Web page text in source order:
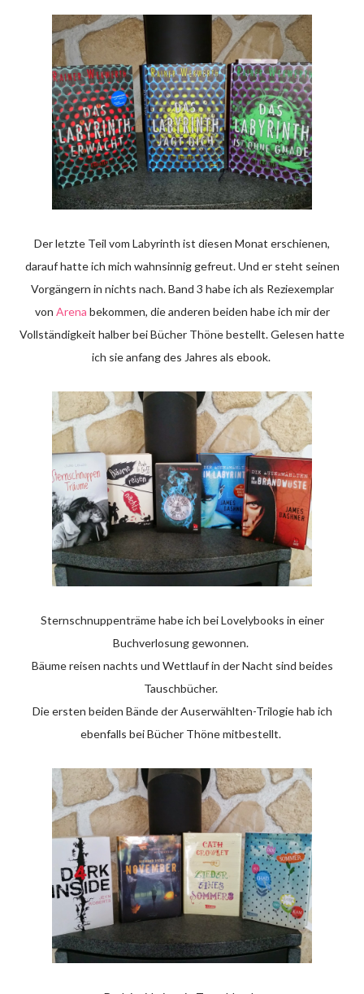
Der letzte Teil vom Labyrinth ist diesen Monat erschienen,
darauf hatte ich mich wahnsinnig gefreut. Und er steht seinen
Vorgängern in nichts nach. Band 3 habe ich als Reziexemplar
von Arena bekommen, die anderen beiden habe ich mir der
Vollständigkeit halber bei Bücher Thöne bestellt. Gelesen hatte
ich sie anfang des Jahres als ebook.
Sternschnuppenträme habe ich bei Lovelybooks in einer
Buchverlosung gewonnen.
Bäume reisen nachts und Wettlauf in der Nacht sind beides
Tauschbücher.
Die ersten beiden Bände der Auserwählten-Trilogie hab ich
ebenfalls bei Bücher Thöne mitbestellt.